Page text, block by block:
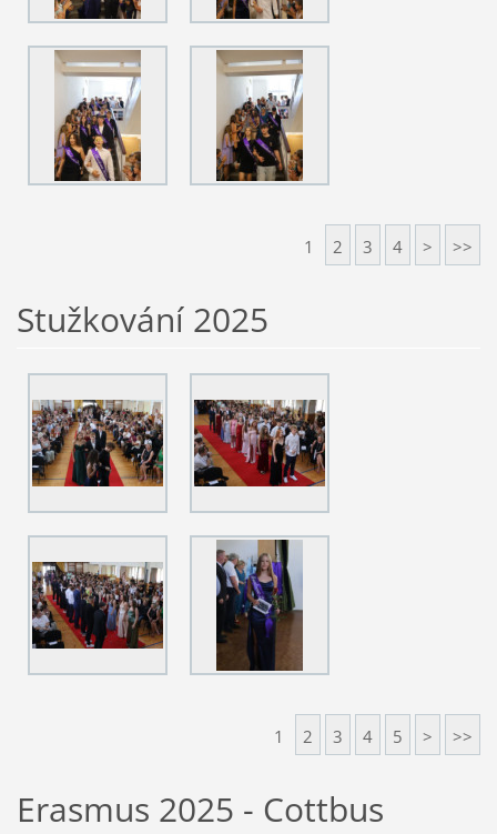
1 2 3 4 > >>
Stužkování 2025
1 2 3 4 5 > >>
Erasmus 2025 - Cottbus